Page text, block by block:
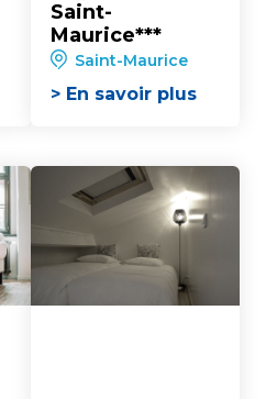
Saint-
Maurice***
Saint-Maurice
> En savoir plus